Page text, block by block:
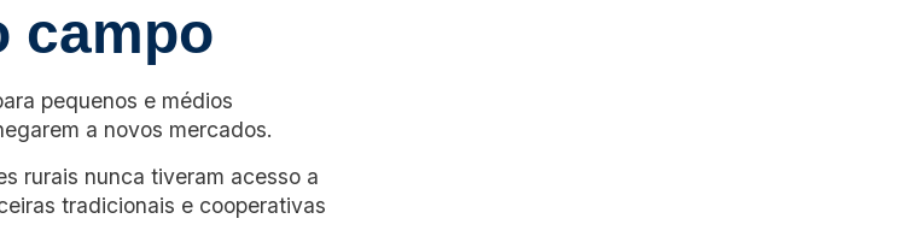
campo
pequenos e médios
a novos mercados.
rurais nunca tiveram acesso a
tradicionais e cooperativas